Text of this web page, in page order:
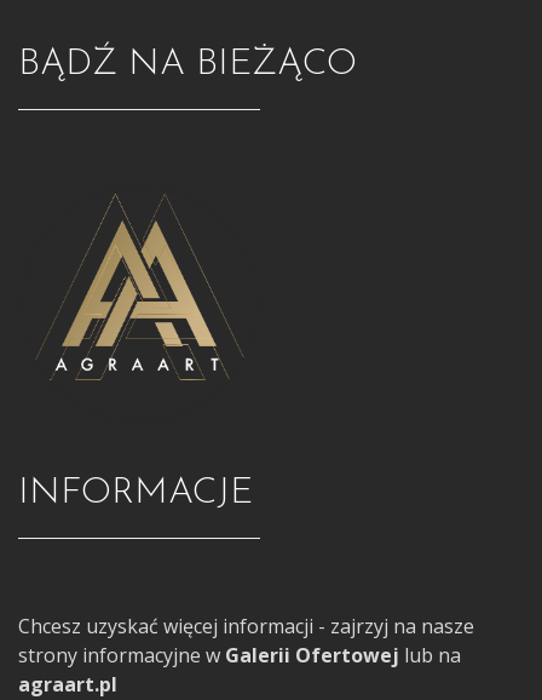
BĄDŹ NA BIEŻĄCO
INFORMACJE
Chcesz uzyskać więcej informacji - zajrzyj na nasze
strony informacyjne w Galerii Ofertowej lub na
agraart.pl